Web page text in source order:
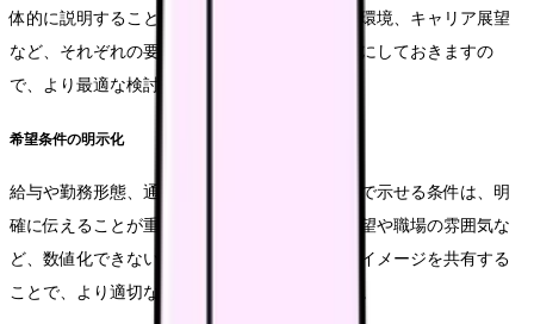
体的に説明することが重要です。給与面や勤務環境、キャリア展望
など、それぞれの要素について優先順位を明確にしておきますの
で、より最適な検討ができます。
希望条件の明示化
給与や勤務形態、通勤時間など、具体的な数値で示せる条件は、明
確に伝えることが重要です。また、医療科の希望や職場の雰囲気な
ど、数値化できない条件についても、具体的なイメージを共有する
ことで、より適切な求人を紹介してもらえます。